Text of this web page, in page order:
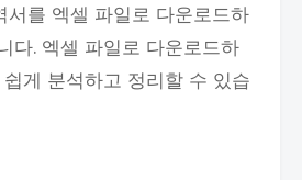
서를 엑셀 파일로 다운로드하
다. 엑셀 파일로 다운로드하
게 분석하고 정리할 수 있습